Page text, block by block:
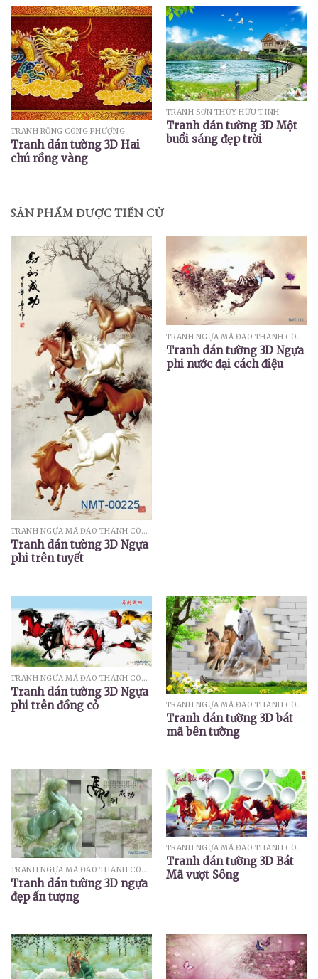
TRANH RỒNG CÔNG PHƯỢNG
Tranh dán tường 3D Hai
chú rồng vàng
TRANH SƠN THỦY HỮU TÌNH
Tranh dán tường 3D Một
buổi sáng đẹp trời
SẢN PHẨM ĐƯỢC TIẾN CỬ
TRANH NGỰA MÃ ĐÁO THÀNH CÔNG
Tranh dán tường 3D Ngựa
phi trên tuyết
TRANH NGỰA MÃ ĐÁO THÀNH CÔNG
Tranh dán tường 3D Ngựa
phi nước đại cách điệu
TRANH NGỰA MÃ ĐÁO THÀNH CÔNG
Tranh dán tường 3D Ngựa
phi trên đồng cỏ
TRANH NGỰA MÃ ĐÁO THÀNH CÔNG
Tranh dán tường 3D bát
mã bên tường
TRANH NGỰA MÃ ĐÁO THÀNH CÔNG
Tranh dán tường 3D ngựa
đẹp ấn tượng
TRANH NGỰA MÃ ĐÁO THÀNH CÔNG
Tranh dán tường 3D Bát
Mã vượt Sông